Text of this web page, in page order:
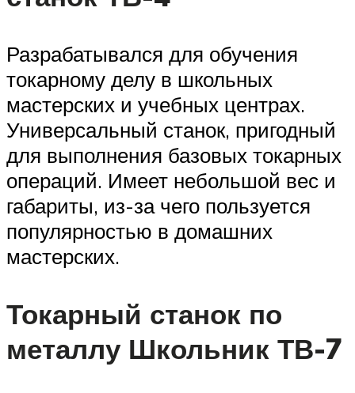
Разрабатывался для обучения
токарному делу в школьных
мастерских и учебных центрах.
Универсальный станок, пригодный
для выполнения базовых токарных
операций. Имеет небольшой вес и
габариты, из-за чего пользуется
популярностью в домашних
мастерских.
Токарный станок по
металлу Школьник ТВ-7